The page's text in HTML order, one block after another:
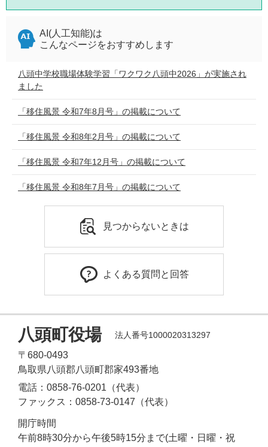
AI(人工知能)は
こんなページをおすすめします
八頭中学校職場体験学習「ワクワク八頭中2026」が実施され
ました
「移住風景 令和7年8月号」の掲載について
「移住風景 令和8年2月号」の掲載について
「移住風景 令和7年12月号」の掲載について
「移住風景 令和8年7月号」の掲載について
見つからないときは
よくある質問と回答
八頭町役場 法人番号1000020313297
〒680-0493
鳥取県八頭郡八頭町郡家493番地
電話：0858-76-0201（代表）
ファックス：0858-73-0147（代表）
開庁時間
午前8時30分から午後5時15分まで(土曜・日曜・祝